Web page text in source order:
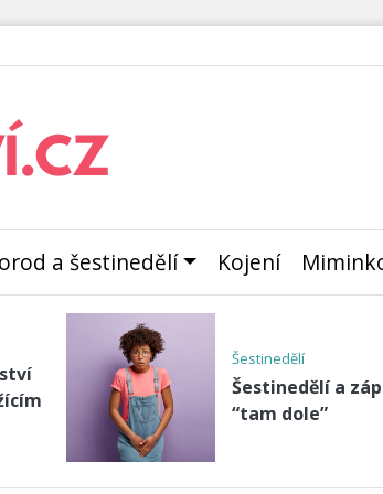
a šestinedělí Kojení
Rádi bychom
Vaše příběhy,
zkušenosti a